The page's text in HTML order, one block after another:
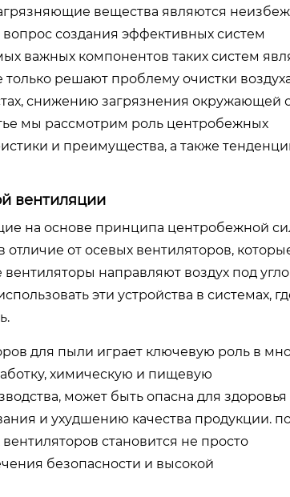
вещества являются
создания эффективных систем
важных компонентов таких систем
решают проблему очистки
снижению загрязнения окружающей
мы рассмотрим роль центробежных
и преимущества, а также
вентиляции
на основе принципа центробежной
от осевых вентиляторов,
направляют воздух под
эти устройства в системах,
для пыли играет ключевую роль в
химическую и пищевую
может быть опасна для здоровья
и ухудшению качества продукции.
становится не просто
безопасности и высокой